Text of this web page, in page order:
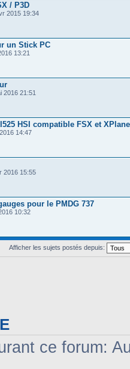
/ P3D
2015 19:34
un Stick PC
13:21
2016 21:51
HSI compatible FSX et XPlane
14:47
2016 15:55
pour le PMDG 737
10:32
Afficher les sujets postés depuis:
ce forum: